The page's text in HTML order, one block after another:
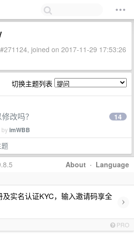
joined on 2017-11-29 17:53:26
切换主题列表
改吗？
byimWBB
14
About · Language
实名认证KYC，输入邀请码享全
›
PRO